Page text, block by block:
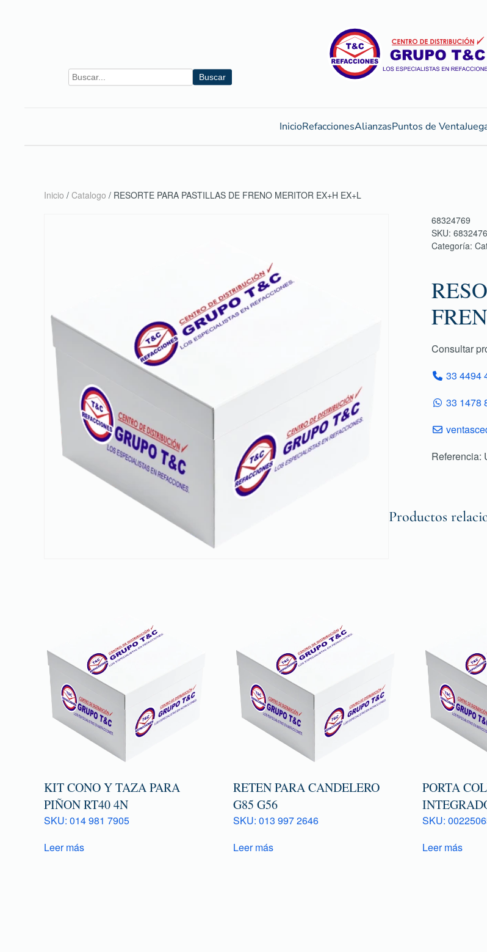
Buscar
InicioRefaccionesAlianzasPuntos de Venta
Inicio / Catalogo / RESORTE PARA PASTILLAS DE FRENO MERITOR EX+H EX+L
68324769
SKU:
Categoría:
Consultar
33 4494
33 1478
Referencia:
Productos
KIT CONO Y TAZA PARA
PIÑON RT40 4N
SKU: 014 981 7905
Leer más
RETEN PARA CANDELERO
G85 G56
SKU: 013 997 2646
Leer más
PORTA
SKU:
Leer más